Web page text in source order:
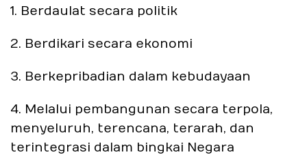
1. Berdaulat secara politik
2. Berdikari secara ekonomi
3. Berkepribadian dalam kebudayaan
4. Melalui pembangunan secara terpola,
menyeluruh, terencana, terarah, dan
terintegrasi dalam bingkai Negara